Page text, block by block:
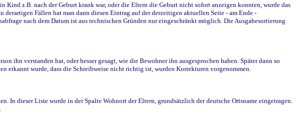
z.B. nach der Geburt krank war, oder die Eltern die Geburt nicht sofort anzeigen konnten, wurde das
Fällen hat man dann diesen Eintrag auf der derzeitigen aktuellen Seite - am Ende -
nach dem Datum ist aus technischen Gründen nur eingeschränkt möglich. Die Ausgabesortierung
ihn verstanden hat, oder besser gesagt, wie die Bewohner ihn ausgesprochen haben. Später dann so
erkannt wurde, dass die Schreibweise nicht richtig ist, wurden Korrekturen vorgenommen.
In dieser Liste wurde in der Spalte Wohnort der Eltern, grundsätzlich der deutsche Ortsname eingetragen.